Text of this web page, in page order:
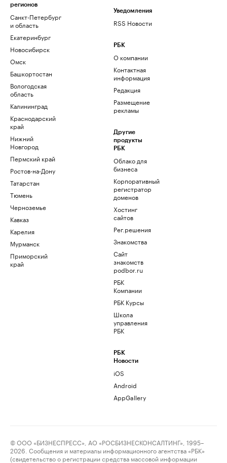
регионов
Санкт-Петербург
и область
Екатеринбург
Новосибирск
Омск
Башкортостан
Вологодская
область
Калининград
Краснодарский
край
Нижний
Новгород
Пермский край
Ростов-на-Дону
Татарстан
Тюмень
Черноземье
Кавказ
Карелия
Мурманск
Приморский
край
Уведомления
RSS Новости
РБК
О компании
Контактная
информация
Редакция
Размещение
рекламы
Другие
продукты
РБК
Облако для
бизнеса
Корпоративный
регистратор
доменов
Хостинг
сайтов
Рег.решения
Знакомства
Сайт
знакомств
podbor.ru
РБК
Компании
РБК Курсы
Школа
управления
РБК
РБК
Новости
iOS
Android
AppGallery
© ООО «БИЗНЕСПРЕСС», АО «РОСБИЗНЕСКОНСАЛТИНГ», 1995–
2026. Сообщения и материалы информационного агентства «РБК»
(свидетельство о регистрации средства массовой информации